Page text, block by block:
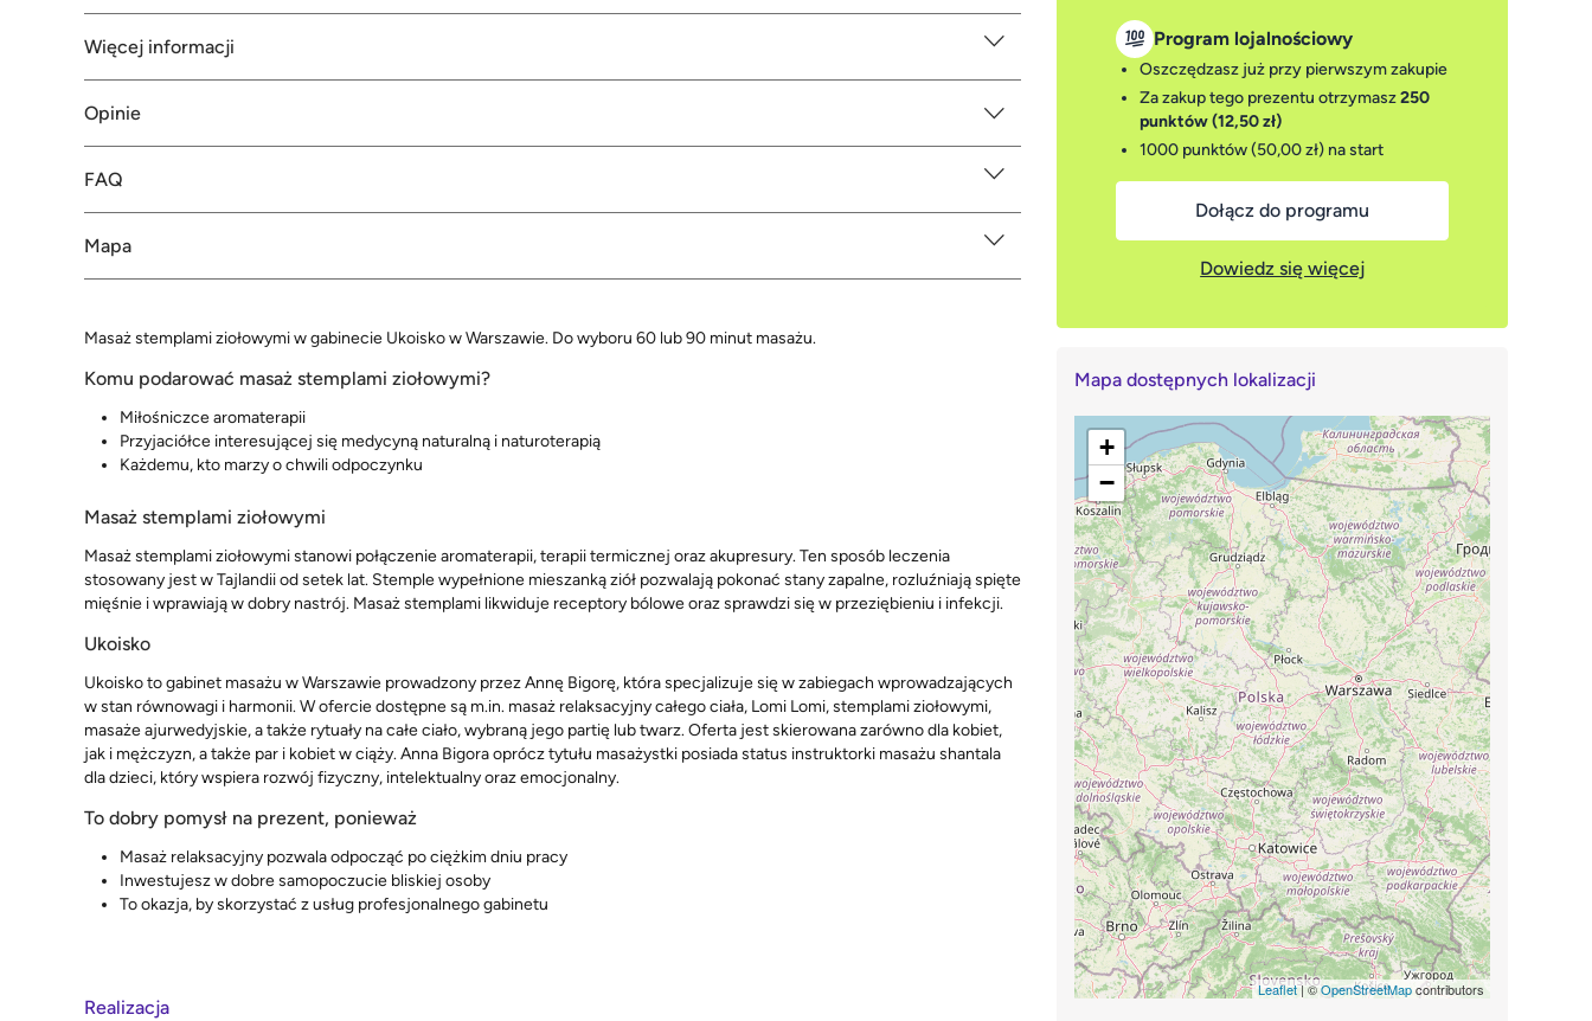
Więcej informacji
Opinie
FAQ
Mapa
Masaż stemplami ziołowymi w gabinecie Ukoisko w Warszawie. Do wyboru 60 lub 90 minut masażu.
Komu podarować masaż stemplami ziołowymi?
Miłośniczce aromaterapii
Przyjaciółce interesującej się medycyną naturalną i naturoterapią
Każdemu, kto marzy o chwili odpoczynku
Masaż stemplami ziołowymi
Masaż stemplami ziołowymi stanowi połączenie aromaterapii, terapii termicznej oraz akupresury. Ten sposób leczenia
stosowany jest w Tajlandii od setek lat. Stemple wypełnione mieszanką ziół pozwalają pokonać stany zapalne, rozluźniają spięte
mięśnie i wprawiają w dobry nastrój. Masaż stemplami likwiduje receptory bólowe oraz sprawdzi się w przeziębieniu i infekcji.
Ukoisko
Ukoisko to gabinet masażu w Warszawie prowadzony przez Annę Bigorę, która specjalizuje się w zabiegach wprowadzających
w stan równowagi i harmonii. W ofercie dostępne są m.in. masaż relaksacyjny całego ciała, Lomi Lomi, stemplami ziołowymi,
masaże ajurwedyjskie, a także rytuały na całe ciało, wybraną jego partię lub twarz. Oferta jest skierowana zarówno dla kobiet,
jak i mężczyzn, a także par i kobiet w ciąży. Anna Bigora oprócz tytułu masażystki posiada status instruktorki masażu shantala
dla dzieci, który wspiera rozwój fizyczny, intelektualny oraz emocjonalny.
To dobry pomysł na prezent, ponieważ
Masaż relaksacyjny pozwala odpocząć po ciężkim dniu pracy
Inwestujesz w dobre samopoczucie bliskiej osoby
To okazja, by skorzystać z usług profesjonalnego gabinetu
Realizacja
Program lojalnościowy
Oszczędzasz już przy pierwszym zakupie
Za zakup tego prezentu otrzymasz250
punktów (12,50 zł)
1000 punktów (50,00 zł) na start
Dołącz do programu
Dowiedz się więcej
Mapa dostępnych lokalizacji
+
−
Leaflet| ©OpenStreetMapcontributors